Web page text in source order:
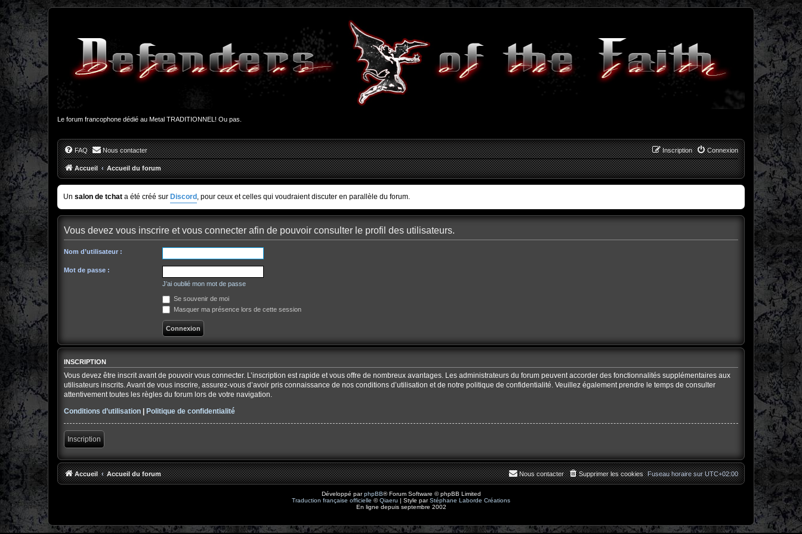
Le forum francophone dédié au Metal TRADITIONNEL! Ou pas.
FAQ Nous contacter Connexion
Inscription
Accueil Accueil du forum
Un salon de tchat a été créé sur Discord , pour ceux et celles qui voudraient discuter en parallèle du forum.
Vous devez vous inscrire et vous connecter afin de pouvoir consulter le profil des utilisateurs.
Nom d’utilisateur :
Mot de passe :
J’ai oublié mon mot de passe
Se souvenir de moi
Masquer ma présence lors de cette session
INSCRIPTION
Vous devez être inscrit avant de pouvoir vous connecter. L’inscription est rapide et vous offre de nombreux avantages. Les administrateurs du forum peuvent accorder des fonctionnalités supplémentaires aux
utilisateurs inscrits. Avant de vous inscrire, assurez-vous d’avoir pris connaissance de nos conditions d’utilisation et de notre politique de confidentialité. Veuillez également prendre le temps de consulter
attentivement toutes les règles du forum lors de votre navigation.
Conditions d’utilisation
Politique de confidentialité
Inscription
Accueil Accueil du forum Fuseau horaire surUTC+02:00
Supprimer les cookies
Nous contacter
Développé parphpBB® Forum Software © phpBB Limited
Traduction française officielle ©Qiaeru | Style parStéphane Laborde Créations
En ligne depuis septembre 2002